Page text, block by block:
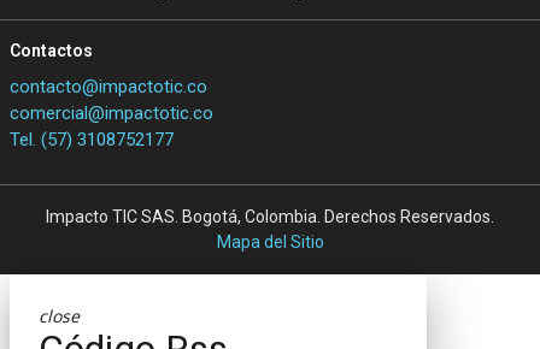
Contactos
contacto@impactotic.co
comercial@impactotic.co
Tel. (57) 3108752177
Impacto TIC SAS. Bogotá, Colombia. Derechos Reservados.
Mapa del Sitio
close